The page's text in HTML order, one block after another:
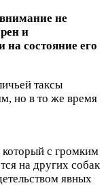
не
и
на состояние его
таксы
но в то же время
который с громким
на других собак
явных